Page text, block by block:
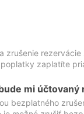
zrušenie
zaplatíte
mi účtovaný
bezplatného